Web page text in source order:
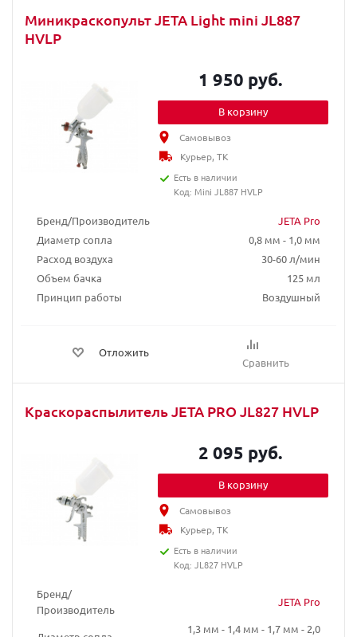
Миникраскопульт JETA Light mini JL887
HVLP
Бренд/Производитель
JETA Pro
Диаметр сопла
0,8 мм - 1,0 мм
Расход воздуха
30-60 л/мин
Объем бачка
125 мл
Принцип работы
Воздушный
Отложить
Сравнить
1 950 руб.
В корзину
Самовывоз
Курьер, ТК
Есть в наличии
Код: Mini JL887 HVLP
Краскораспылитель JETA PRO JL827 HVLP
Бренд/
Производитель
JETA Pro
1,3 мм - 1,4 мм - 1,7 мм - 2,0
2 095 руб.
В корзину
Самовывоз
Курьер, ТК
Есть в наличии
Код: JL827 HVLP